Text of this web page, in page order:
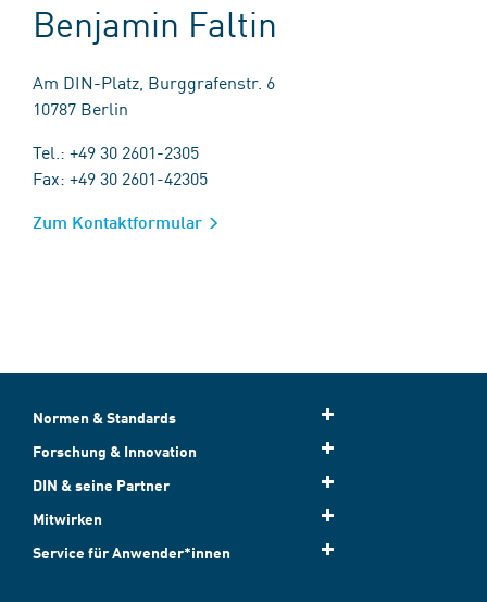
Benjamin Faltin
Am DIN-Platz, Burggrafenstr. 6
10787 Berlin
Tel.: +49 30 2601-2305
Fax: +49 30 2601-42305
Zum Kontaktformular
Normen & Standards
Forschung & Innovation
DIN & seine Partner
Mitwirken
Service für Anwender*innen